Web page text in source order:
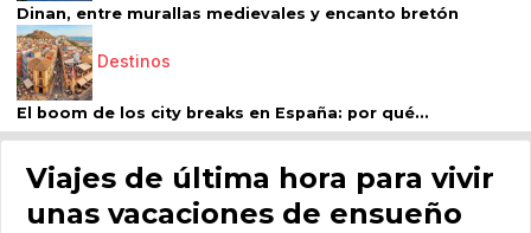
Dinan, entre murallas medievales y encanto bretón
Destinos
El boom de los city breaks en España: por qué...
Viajes de última hora para vivir
unas vacaciones de ensueño